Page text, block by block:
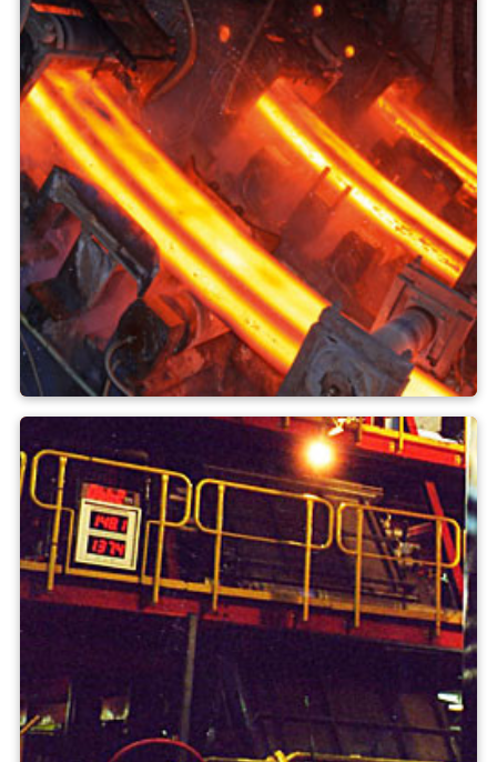
Kontinuální lití